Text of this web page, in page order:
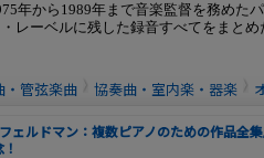
年から1989年まで音楽監督を務めた
レーベルに残した録音すべてをまとめ
・管弦楽曲 協奏曲・室内楽・器楽
ェルドマン：複数ピアノのための作品全